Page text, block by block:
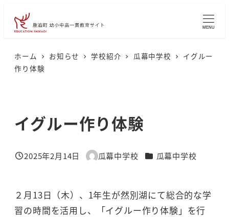
MENU
ホーム お知らせ 学校紹介 瓜幕中学校
イグルー
作り体験
イグルー作り体験
投稿日
2025年2月14日
著
瓜幕中学校 カテゴリー
瓜幕中学校
２月13日（木）、1年生が然別湖にて総合的な学
習の時間を活用し、「イグルー作り体験」を行